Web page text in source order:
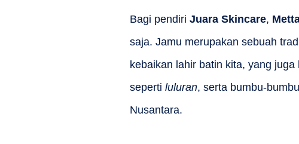
Bagi pendiri Juara Skincare,
saja. Jamu merupakan sebuah
kebaikan lahir batin kita, yang
seperti luluran, serta bumbu-
Nusantara.